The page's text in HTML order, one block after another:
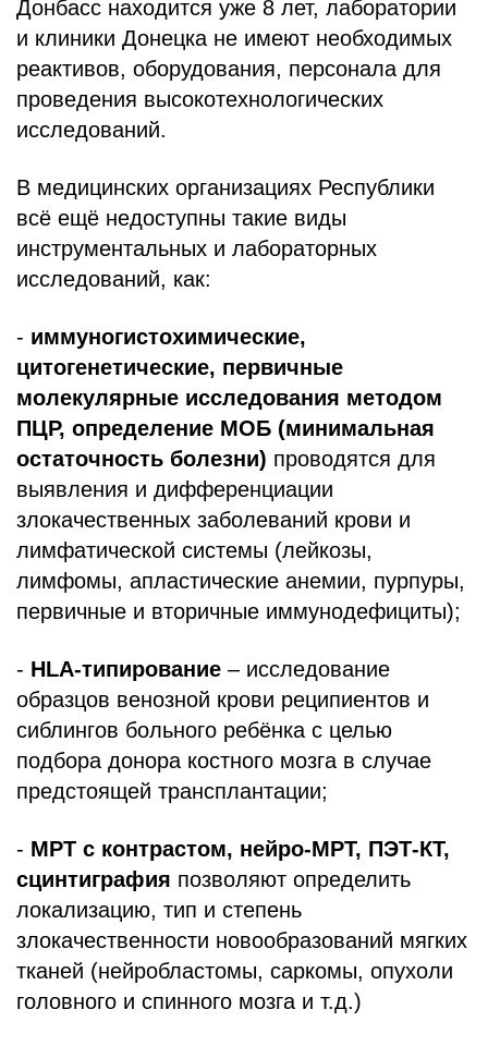
Донбасс находится уже 8 лет, лаборатории
и клиники Донецка не имеют необходимых
реактивов, оборудования, персонала для
проведения высокотехнологических
исследований.
В медицинских организациях Республики
всё ещё недоступны такие виды
инструментальных и лабораторных
исследований, как:
- иммуногистохимические,
цитогенетические, первичные
молекулярные исследования методом
ПЦР, определение МОБ (минимальная
остаточность болезни) проводятся для
выявления и дифференциации
злокачественных заболеваний крови и
лимфатической системы (лейкозы,
лимфомы, апластические анемии, пурпуры,
первичные и вторичные иммунодефициты);
- HLA-типирование – исследование
образцов венозной крови реципиентов и
сиблингов больного ребёнка с целью
подбора донора костного мозга в случае
предстоящей трансплантации;
- МРТ с контрастом, нейро-МРТ, ПЭТ-КТ,
сцинтиграфия позволяют определить
локализацию, тип и степень
злокачественности новообразований мягких
тканей (нейробластомы, саркомы, опухоли
головного и спинного мозга и т.д.)